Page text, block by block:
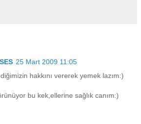
25 Mart 2009 11:05
hakkını vererek yemek lazım:)
bu kek,ellerine sağlık canım:)